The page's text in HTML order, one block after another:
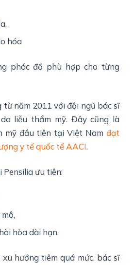
hóa
phác đồ phù hợp cho từng
từ năm 2011 với đội ngũ bác sĩ
liễu thẩm mỹ. Đây cũng là
mỹ đầu tiên tại Việt Nam đạt
y tế quốc tế AACI.
ưu tiên:
hòa dài hạn.
hướng tiêm quá mức, bác sĩ